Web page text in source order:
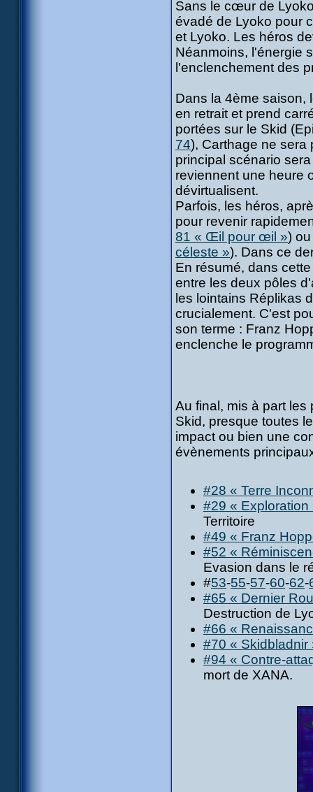
Sans le cœur de
évadé de Lyoko pour
et Lyoko. Les héros
Néanmoins, l'énergie
l'enclenchement des
Dans la 4ème saison,
en retrait et prend
portées sur le Skid
74), Carthage ne sera
principal scénario
reviennent une heure
dévirtualisent.
Parfois, les héros,
pour revenir
81 « Œil pour œil »)
céleste »). Dans ce
En résumé, dans
entre les deux pôles
les lointains Réplikas
crucialement. C'est
son terme : Franz
enclenche le
Au final, mis à part
Skid, presque toutes
impact ou bien une
évènements
#28 « Terre
#29 « Exploration
Territoire
#49 « Franz
#52 «
Evasion dans le
#53-55-57-60-62-
#65 « Dernier
Destruction de
#66 «
#70 « Skidbladnir
#94 « Contre-
mort de XANA.